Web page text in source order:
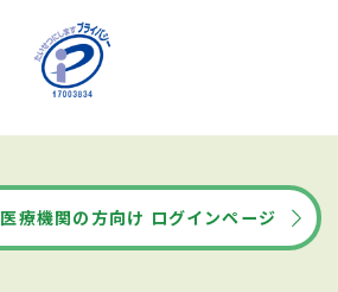
医療機関の方向け ログインページ